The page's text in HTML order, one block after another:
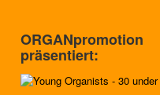
ORGANpromotion
präsentiert: